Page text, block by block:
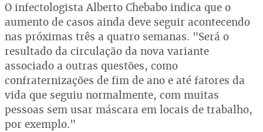
O infectologista Alberto Chebabo indica que o
aumento de casos ainda deve seguir acontecendo
nas próximas três a quatro semanas. "Será o
resultado da circulação da nova variante
associado a outras questões, como
confraternizações de fim de ano e até fatores da
vida que seguiu normalmente, com muitas
pessoas sem usar máscara em locais de trabalho,
por exemplo."